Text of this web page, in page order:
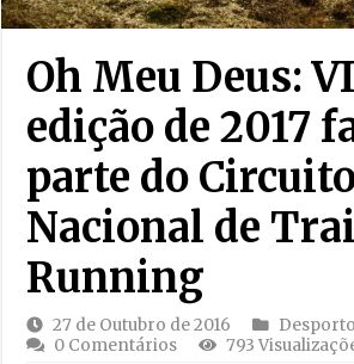
Oh Meu Deus:
edição de 2017
parte do
Nacional de
Running
27 de Outubro de 2016 Desporto
0 Comentários
793